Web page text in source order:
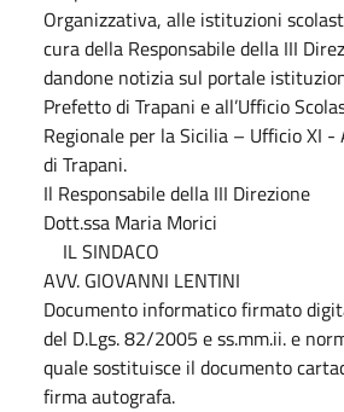
Organizzativa, alle istituzioni
cura della Responsabile della III
dandone notizia sul portale
Prefetto di Trapani e all’Ufficio
Regionale per la Sicilia – Ufficio XI
di Trapani.
Il Responsabile della III Direzione
Dott.ssa Maria Morici
IL SINDACO
AVV. GIOVANNI LENTINI
Documento informatico firmato
del D.Lgs. 82/2005 e ss.mm.ii. e
quale sostituisce il documento
firma autografa.